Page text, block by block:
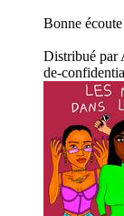
Bonne
Distribué par
de-